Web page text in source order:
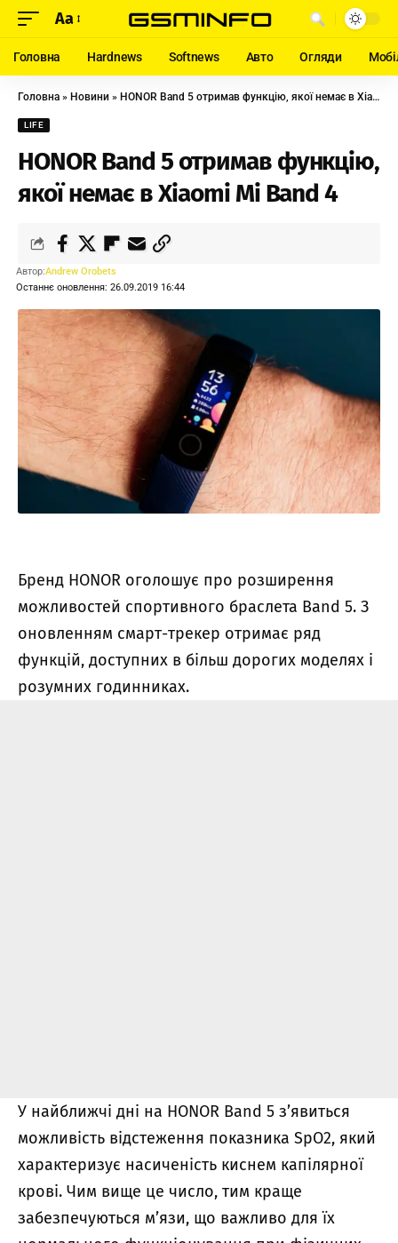
Aa
Головна Hardnews Softnews Авто Огляди
Головна » Новини » HONOR Band 5 отримав функцію, якої немає в Xiaomi Mi Band 4
LIFE
HONOR Band 5 отримав функцію,
якої немає в Xiaomi Mi Band 4
Останнє оновлення: 26.09.2019 16:44
Автор:Andrew Orobets
Бренд HONOR оголошує про розширення
можливостей спортивного браслета Band 5. З
оновленням смарт-трекер отримає ряд
функцій, доступних в більш дорогих моделях і
розумних годинниках.
У найближчі дні на HONOR Band 5 з’явиться
можливість відстеження показника SpO2, який
характеризує насиченість киснем капілярної
крові. Чим вище це число, тим краще
забезпечуються м’язи, що важливо для їх